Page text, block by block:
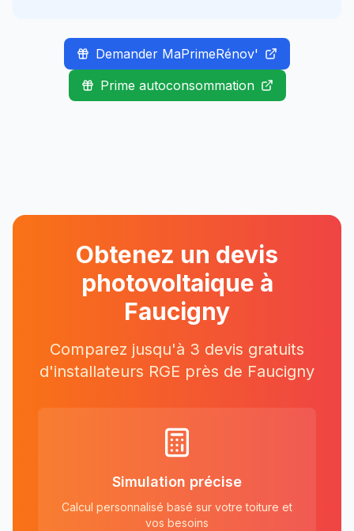
Demander MaPrimeRénov'
Prime autoconsommation
Obtenez un devis
photovoltaique à
Faucigny
Comparez jusqu'à 3 devis gratuits
d'installateurs RGE près de Faucigny
Simulation précise
Calcul personnalisé basé sur votre toiture et
vos besoins